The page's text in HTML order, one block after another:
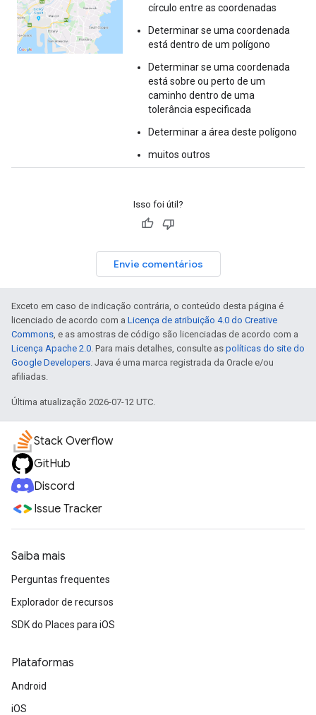
círculo entre as coordenadas
Determinar se uma coordenada
está dentro de um polígono
Determinar se uma coordenada
está sobre ou perto de um
caminho dentro de uma
tolerância especificada
Determinar a área deste polígono
muitos outros
Isso foi útil?
Envie comentários
Exceto em caso de indicação contrária, o conteúdo desta página é
licenciado de acordo com a Licença de atribuição 4.0 do Creative
Commons, e as amostras de código são licenciadas de acordo com a
Licença Apache 2.0. Para mais detalhes, consulte as políticas do site do
Google Developers. Java é uma marca registrada da Oracle e/ou
afiliadas.
Última atualização 2026-07-12 UTC.
Stack Overflow
GitHub
Discord
Issue Tracker
Saiba mais
Perguntas frequentes
Explorador de recursos
SDK do Places para iOS
Plataformas
Android
iOS